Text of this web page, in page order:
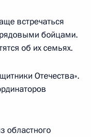
встречаться
бойцами.
об их семьях.
Отечества».
областного